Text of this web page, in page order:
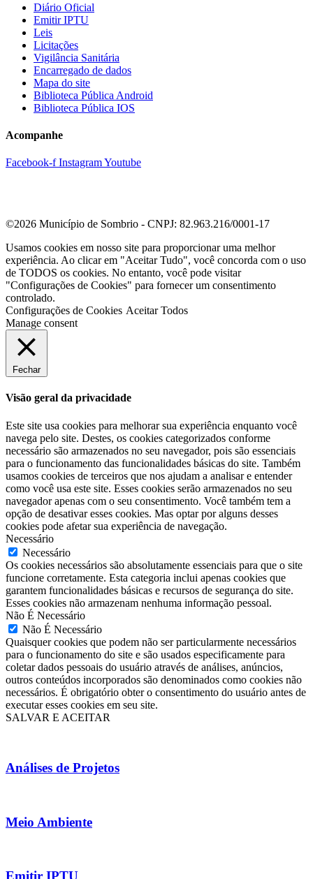
Diário Oficial
Emitir IPTU
Leis
Licitações
Vigilância Sanitária
Encarregado de dados
Mapa do site
Biblioteca Pública Android
Biblioteca Pública IOS
Acompanhe
Facebook-f InstagramYoutube
©2026 Município de Sombrio - CNPJ: 82.963.216/0001-17
Usamos cookies em nosso site para proporcionar uma melhor
experiência. Ao clicar em "Aceitar Tudo", você concorda com o uso
de TODOS os cookies. No entanto, você pode visitar
"Configurações de Cookies" para fornecer um consentimento
controlado.
Configurações de Cookies Aceitar Todos
Manage consent
Fechar
Visão geral da privacidade
Este site usa cookies para melhorar sua experiência enquanto você
navega pelo site. Destes, os cookies categorizados conforme
necessário são armazenados no seu navegador, pois são essenciais
para o funcionamento das funcionalidades básicas do site. Também
usamos cookies de terceiros que nos ajudam a analisar e entender
como você usa este site. Esses cookies serão armazenados no seu
navegador apenas com o seu consentimento. Você também tem a
opção de desativar esses cookies. Mas optar por alguns desses
cookies pode afetar sua experiência de navegação.
Necessário
Necessário
Os cookies necessários são absolutamente essenciais para que o site
funcione corretamente. Esta categoria inclui apenas cookies que
garantem funcionalidades básicas e recursos de segurança do site.
Esses cookies não armazenam nenhuma informação pessoal.
Não É Necessário
Não É Necessário
Quaisquer cookies que podem não ser particularmente necessários
para o funcionamento do site e são usados especificamente para
coletar dados pessoais do usuário através de análises, anúncios,
outros conteúdos incorporados são denominados como cookies não
necessários. É obrigatório obter o consentimento do usuário antes de
executar esses cookies em seu site.
SALVAR E ACEITAR
Análises de Projetos
Meio Ambiente